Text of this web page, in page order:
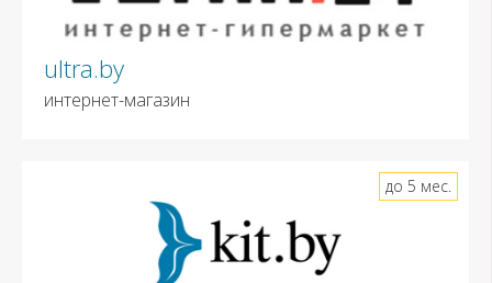
ultra.by
интернет-магазин
до 5 мес.